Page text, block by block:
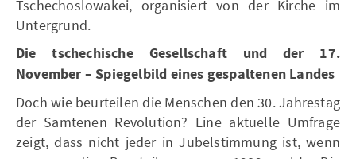
Tschechoslowakei, organisiert von der Kirche im
Untergrund.
Die tschechische Gesellschaft und der 17.
November – Spiegelbild eines gespaltenen Landes
Doch wie beurteilen die Menschen den 30. Jahrestag
der Samtenen Revolution? Eine aktuelle Umfrage
zeigt, dass nicht jeder in Jubelstimmung ist, wenn